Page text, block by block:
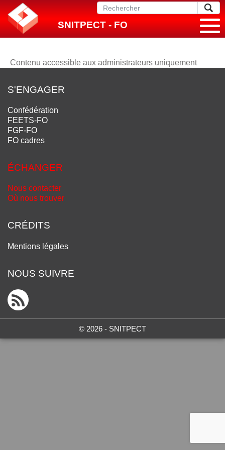
SNITPECT - FO
Contenu accessible aux administrateurs uniquement
S'ENGAGER
Confédération
FEETS-FO
FGF-FO
FO cadres
ÉCHANGER
Nous contacter
Où nous trouver
CRÉDITS
Mentions légales
NOUS SUIVRE
© 2026 - SNITPECT